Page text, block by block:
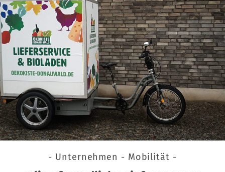
- Unternehmen - Mobilität -